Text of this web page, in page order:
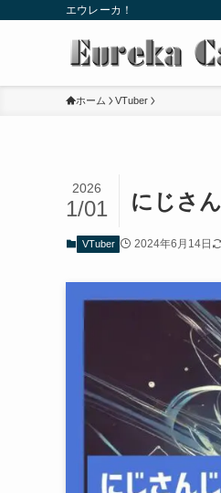
エウレーカ！
ホーム VTuber
にじさ
2026
1/01
VTuber 2024年6月14日